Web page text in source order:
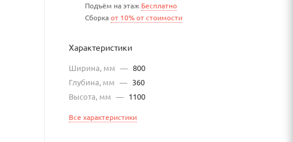
Подъём на этаж Бесплатно
Сборкаот 10% от стоимости
Характеристики
Ширина, мм — 800
Глубина, мм — 360
Высота, мм — 1100
Все характеристики